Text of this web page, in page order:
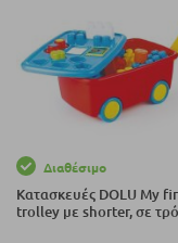
Διαθέσιμο
Κατασκευές DOLU My
trolley με shorter, σε